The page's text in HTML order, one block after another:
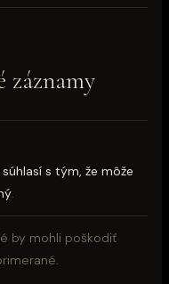
záznamy
súhlasí s tým, že môže
.
by mohli poškodiť